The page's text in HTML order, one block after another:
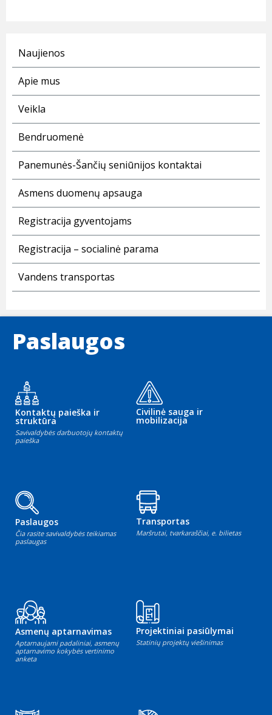
Naujienos
Apie mus
Veikla
Bendruomenė
Panemunės-Šančių seniūnijos kontaktai
Asmens duomenų apsauga
Registracija gyventojams
Registracija – socialinė parama
Vandens transportas
Paslaugos
Kontaktų paieška ir
struktūra
Savivaldybės darbuotojų kontaktų
paieška
Civilinė sauga ir
mobilizacija
Paslaugos
Čia rasite savivaldybės teikiamas
paslaugas
Transportas
Maršrutai, tvarkaraščiai, e. bilietas
Asmenų aptarnavimas
Aptarnaujami padaliniai, asmenų
aptarnavimo kokybės vertinimo
anketa
Projektiniai pasiūlymai
Statinių projektų viešinimas